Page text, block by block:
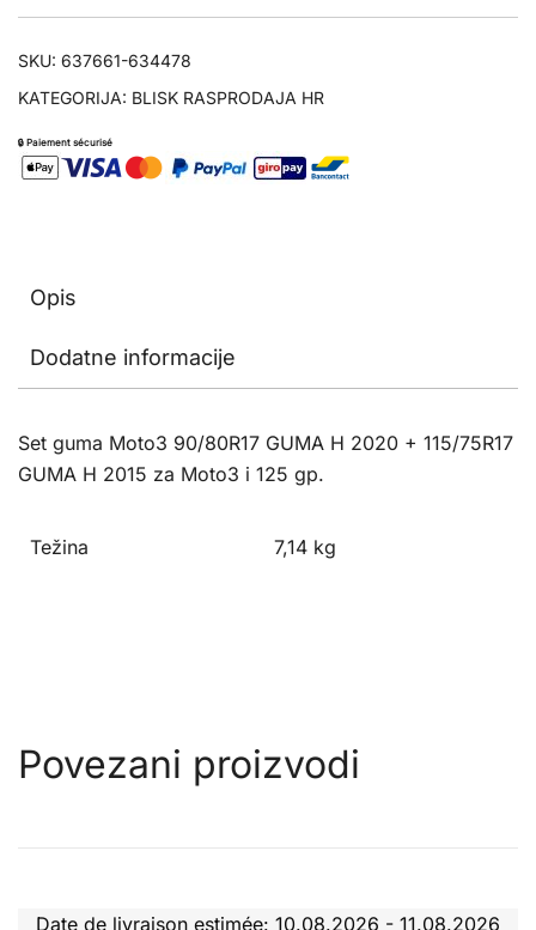
SKU: 637661-634478
KATEGORIJA: BLISK RASPRODAJA HR
🔒 Paiement sécurisé
Opis
Dodatne informacije
Set guma Moto3 90/80R17 GUMA H 2020 + 115/75R17
GUMA H 2015 za Moto3 i 125 gp.
Težina 7,14 kg
Povezani proizvodi
Date de livraison estimée: 10.08.2026 - 11.08.2026